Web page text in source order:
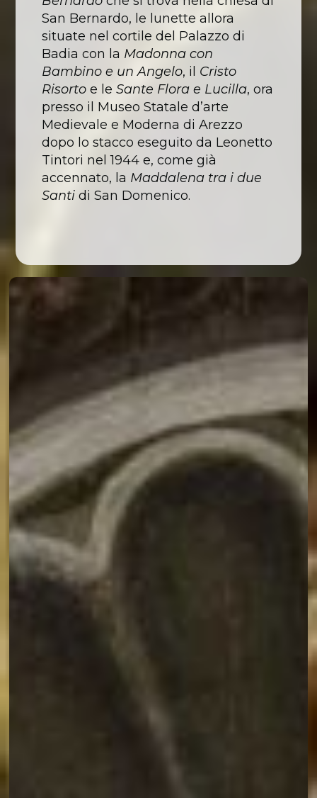
San Bernardo, le lunette allora
situate nel cortile del Palazzo di
Badia con la Madonna con
Bambino e un Angelo, il Cristo
Risortoe le Sante Flora e Lucilla, ora
presso il Museo Statale d’arte
Medievale e Moderna di Arezzo
dopo lo stacco eseguito da Leonetto
Tintori nel 1944 e, come già
accennato, la Maddalena tra i due
Santidi San Domenico.